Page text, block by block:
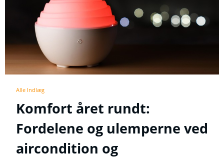
Alle Indlæg
Komfort året rundt:
Fordelene og ulemperne ved
aircondition og